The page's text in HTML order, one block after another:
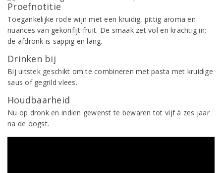
Proefnotitie
Toegankelijke rode wijn met een kruidig, pittig aroma en
nuances van gekonfijt fruit. De smaak zet vol en krachtig in;
de afdronk is sappig en lang.
Drinken bij
Bij uitstek geschikt om te combineren met pasta met kruidige
saus of gegrild vlees.
Houdbaarheid
Nu op dronk en indien gewenst te bewaren tot vijf à zes jaar
na de oogst.